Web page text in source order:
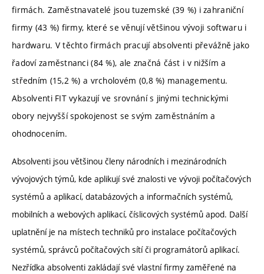
firmách. Zaměstnavatelé jsou tuzemské (39 %) i zahraniční
firmy (43 %) firmy, které se věnují většinou vývoji softwaru i
hardwaru. V těchto firmách pracují absolventi převážně jako
řadoví zaměstnanci (84 %), ale značná část i v nižším a
středním (15,2 %) a vrcholovém (0,8 %) managementu.
Absolventi FIT vykazují ve srovnání s jinými technickými
obory nejvyšší spokojenost se svým zaměstnáním a
ohodnocením.
Absolventi jsou většinou členy národních i mezinárodních
vývojových týmů, kde aplikují své znalosti ve vývoji počítačových
systémů a aplikací, databázových a informačních systémů,
mobilních a webových aplikací, číslicových systémů apod. Další
uplatnění je na místech techniků pro instalace počítačových
systémů, správců počítačových sítí či programátorů aplikací.
Nezřídka absolventi zakládají své vlastní firmy zaměřené na